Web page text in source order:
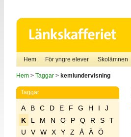
Hem För yngre elever Skolämnen
Hem> Taggar> kemiundervisning
Taggar
A B C D E F G H I
J
K
L M N O P Q R S
T
U
V W X Y Z Å Ä
Ö